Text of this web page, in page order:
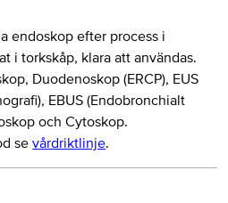
endoskop efter process i
i torkskåp, klara att användas.
Duodenoskop (ERCP), EUS
EBUS (Endobronchialt
och Cytoskop.
sevårdriktlinje.